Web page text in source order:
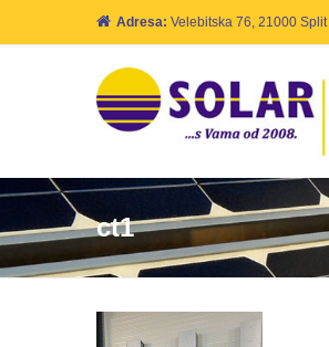
Adresa: Velebitska 76, 21000 Split
ct1